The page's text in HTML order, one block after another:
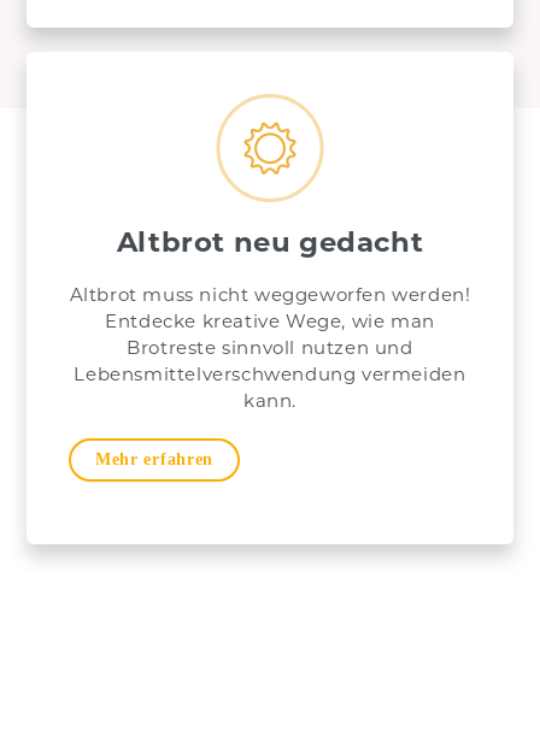
Altbrot neu gedacht
Altbrot muss nicht weggeworfen werden!
Entdecke kreative Wege, wie man
Brotreste sinnvoll nutzen und
Lebensmittelverschwendung vermeiden
kann.
Mehr erfahren